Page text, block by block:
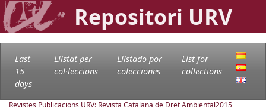
Repositori URV
Last
15
days
Llistat per
col·leccions
Llistado por
colecciones
List for
collections
Revistes Publicacions URV: Revista Catalana de Dret Ambiental2015